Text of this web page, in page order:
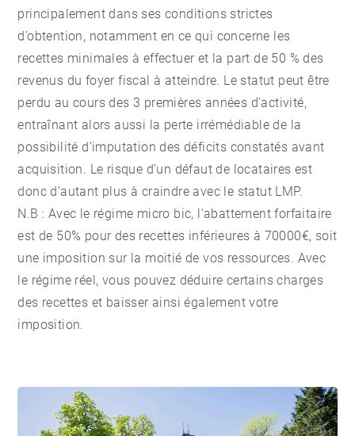
principalement dans ses conditions strictes
d’obtention, notamment en ce qui concerne les
recettes minimales à effectuer et la part de 50 % des
revenus du foyer fiscal à atteindre. Le statut peut être
perdu au cours des 3 premières années d’activité,
entraînant alors aussi la perte irrémédiable de la
possibilité d’imputation des déficits constatés avant
acquisition. Le risque d’un défaut de locataires est
donc d’autant plus à craindre avec le statut LMP.
N.B : Avec le régime micro bic, l'abattement forfaitaire
est de 50% pour des recettes inférieures à 70000€, soit
une imposition sur la moitié de vos ressources. Avec
le régime réel, vous pouvez déduire certains charges
des recettes et baisser ainsi également votre
imposition.